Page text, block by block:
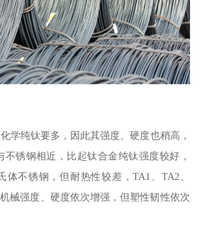
学纯钛要多，因此其强度、硬度也稍高，
锈钢相近，比起钛合金纯钛强度较好，
体不锈钢，但耐热性较差，TA1、TA2、
械强度、硬度依次增强，但塑性韧性依次